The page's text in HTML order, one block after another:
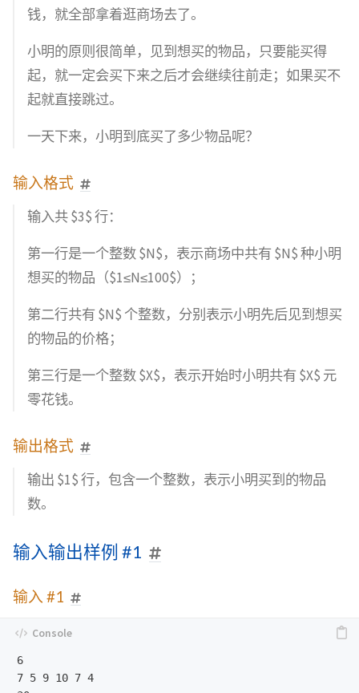
钱，就全部拿着逛商场去了。
小明的原则很简单，见到想买的物品，只要能买得
起，就一定会买下来之后才会继续往前走；如果买不
起就直接跳过。
一天下来，小明到底买了多少物品呢？
输入格式
输入共 $3$ 行：
第一行是一个整数 $N$，表示商场中共有 $N$ 种小明
想买的物品（$1≤N≤100$）；
第二行共有 $N$ 个整数，分别表示小明先后见到想买
的物品的价格；
第三行是一个整数 $X$，表示开始时小明共有 $X$ 元
零花钱。
输出格式
输出 $1$ 行，包含一个整数，表示小明买到的物品
数。
输入输出样例 #1
输入 #1
6
7 5 9 10 7 4